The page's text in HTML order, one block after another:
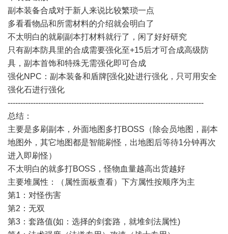
副本装备合成对于新人来说比较繁琐一点
多看看物品和所需材料的介绍就会明白了
不太明白的就刷副本打材料就行了，闲了好好研究
只有副本防具里的合成需要强化至+15后才可合成高级防
具，副本首饰和特殊无需强化即可合成
强化NPC：副本装备和盾牌[强化]处进行强化，只可用安全
强化石进行强化
-----------------------------------------------------------------------------
总结：
主要是多刷副本，外面地图多打BOSS（除会员地图，副本
地图外，其它地图都是智能刷怪，出地图后等待1分钟再次
进入即刷怪）
不太明白的就多打BOSS，怪物血量越高出货越好
主要堆属性：（属性面板查看）下方属性按顺序为主
第1：对怪伤害
第2：无双
第3：套路值(如：选择的剑套路，就堆剑法属性)